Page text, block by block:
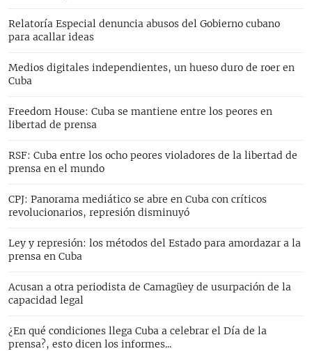
Relatoría Especial denuncia abusos del Gobierno cubano
para acallar ideas
Medios digitales independientes, un hueso duro de roer en
Cuba
Freedom House: Cuba se mantiene entre los peores en
libertad de prensa
RSF: Cuba entre los ocho peores violadores de la libertad de
prensa en el mundo
CPJ: Panorama mediático se abre en Cuba con críticos
revolucionarios, represión disminuyó
Ley y represión: los métodos del Estado para amordazar a la
prensa en Cuba
Acusan a otra periodista de Camagüey de usurpación de la
capacidad legal
¿En qué condiciones llega Cuba a celebrar el Día de la
prensa?, esto dicen los informes...